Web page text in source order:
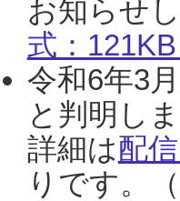
お知らせ
式：121KB
令和6年3
と判明し
詳細は配
りです。